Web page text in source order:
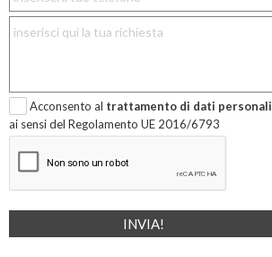
Acconsento al trattamento di dati personali
ai sensi del Regolamento UE 2016/6793